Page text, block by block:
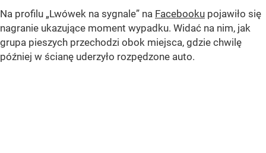
Na profilu „Lwówek na sygnale” na Facebooku pojawiło się
nagranie ukazujące moment wypadku. Widać na nim, jak
grupa pieszych przechodzi obok miejsca, gdzie chwilę
później w ścianę uderzyło rozpędzone auto.